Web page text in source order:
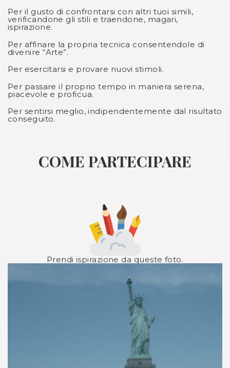
Per il gusto di confrontarsi con altri tuoi simili,
verificandone gli stili e traendone, magari,
ispirazione.
Per affinare la propria tecnica consentendole di
divenire “Arte”.
Per esercitarsi e provare nuovi stimoli.
Per passare il proprio tempo in maniera serena,
piacevole e proficua.
Per sentirsi meglio, indipendentemente dal risultato
conseguito.
COME PARTECIPARE
Prendi ispirazione da queste foto.